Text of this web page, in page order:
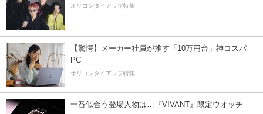
オリコンタイアップ特集
【驚愕】メーカー社員が推す「10万円台」神コスパ
PC
オリコンタイアップ特集
一番似合う登場人物は…『VIVANT』限定ウオッチ